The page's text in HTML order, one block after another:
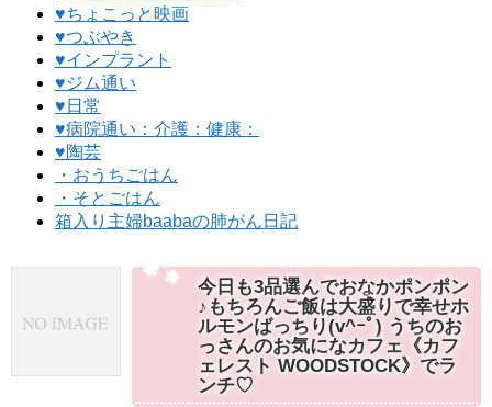
♥ちょこっと映画
♥つぶやき
♥インプラント
♥ジム通い
♥日常
♥病院通い：介護：健康：
♥陶芸
・おうちごはん
・そとごはん
箱入り主婦baabaの肺がん日記
今日も3品選んでおなかポンポン
♪もちろんご飯は大盛りで幸せホ
ルモンばっちり(v^ｰﾟ) うちのお
っさんのお気になカフェ《カフ
ェレスト WOODSTOCK》でラ
ンチ♡